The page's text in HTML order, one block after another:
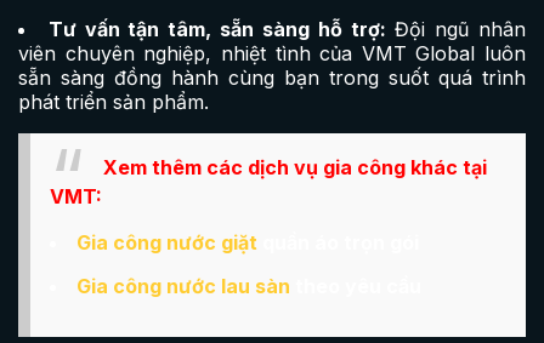
Tư vấn tận tâm, sẵn sàng hỗ trợ: Đội ngũ nhân
viên chuyên nghiệp, nhiệt tình của VMT Global luôn
sẵn sàng đồng hành cùng bạn trong suốt quá trình
phát triển sản phẩm.
Xem thêm các dịch vụ gia công khác tại
VMT:
Gia công nước giặt
Gia công nước lau sàn